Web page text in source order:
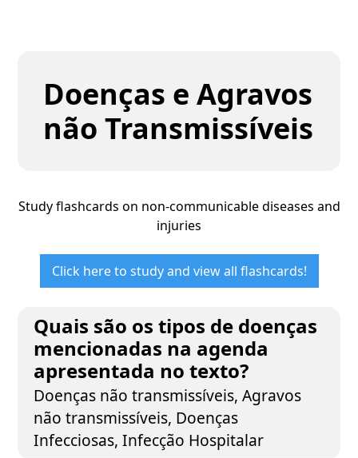
Doenças e Agravos
não Transmissíveis
Study flashcards on non-communicable diseases and
injuries
Click here to study and view all flashcards!
Quais são os tipos de doenças
mencionadas na agenda
apresentada no texto?
Doenças não transmissíveis, Agravos
não transmissíveis, Doenças
Infecciosas, Infecção Hospitalar